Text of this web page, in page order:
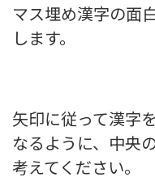
マス埋め漢字の面
します。
矢印に従って漢字
なるように、中央
考えてください。